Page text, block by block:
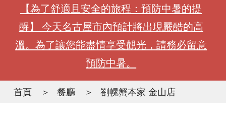
【為了舒適且安全的旅程：預防中暑的提
醒】 今天名古屋市內預計將出現嚴酷的高
溫。為了讓您能盡情享受觀光，請務必留意
預防中暑。
首頁 餐廳 劄幌蟹本家 金山店